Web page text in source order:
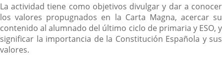
La actividad tiene como objetivos divulgar y dar a conocer
los valores propugnados en la Carta Magna, acercar su
contenido al alumnado del último ciclo de primaria y ESO, y
significar la importancia de la Constitución Española y sus
valores.